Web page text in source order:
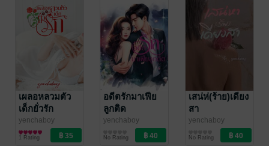
เผลอหลวมตัว
เด็กยั่วรัก
yenchaboy
นิยายรัก
1 Rating
อดีตรักมาเฟีย
ลูกติด
yenchaboy
No Rating
เสน่ห่(ร้าย)เดียง
สา
yenchaboy
No Rating